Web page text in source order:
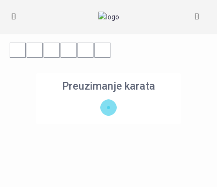
Preuzimanje karata